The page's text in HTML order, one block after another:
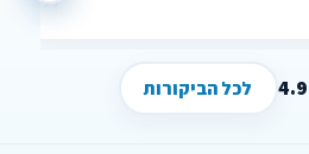
4.9 לכל הביקורות